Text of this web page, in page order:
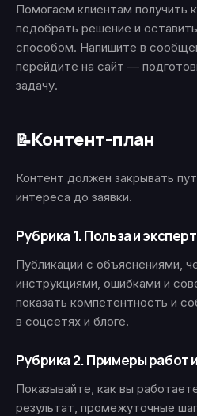
Помогаем клиентам получить
подобрать решение и
способом. Напишите в
перейдите на сайт —
задачу.
📝Контент-план
Контент должен закрывать
интереса до заявки.
Рубрика 1. Польза и
Публикации с объяснениями,
инструкциями, ошибками и
показать компетентность и
в соцсетях и блоге.
Рубрика 2. Примеры работ
Показывайте, как вы
результат, промежуточные